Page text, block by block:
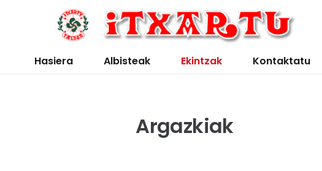
Hasiera Albisteak Ekintzak Kontaktatu
Argazkiak